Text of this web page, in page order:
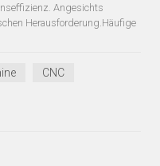
Angesichts
Herausforderung.Häufige
CNC